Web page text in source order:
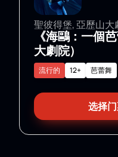
聖彼得堡, 亞歷山大
《海鷗：一個
大劇院）
12+ 芭蕾舞
流行的
选择